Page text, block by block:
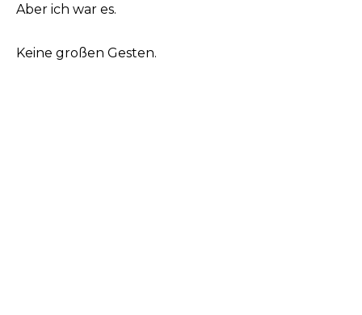
Aber ich war es.
Keine großen Gesten.